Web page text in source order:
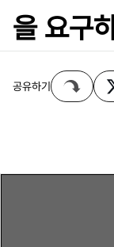
을 요구
공유하기